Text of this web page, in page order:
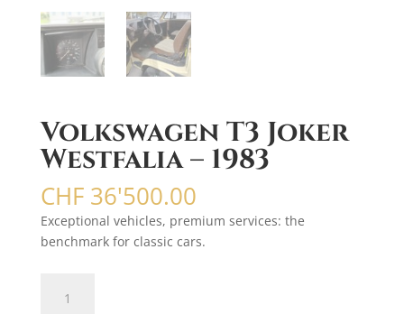
Volkswagen T3 Joker
Westfalia – 1983
CHF36'500.00
Exceptional vehicles, premium services: the
benchmark for classic cars.